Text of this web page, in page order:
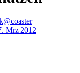
Mrz 2012